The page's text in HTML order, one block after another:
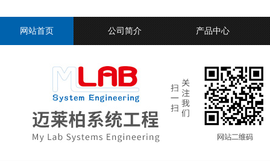
网站首页 公司简介 产品中心